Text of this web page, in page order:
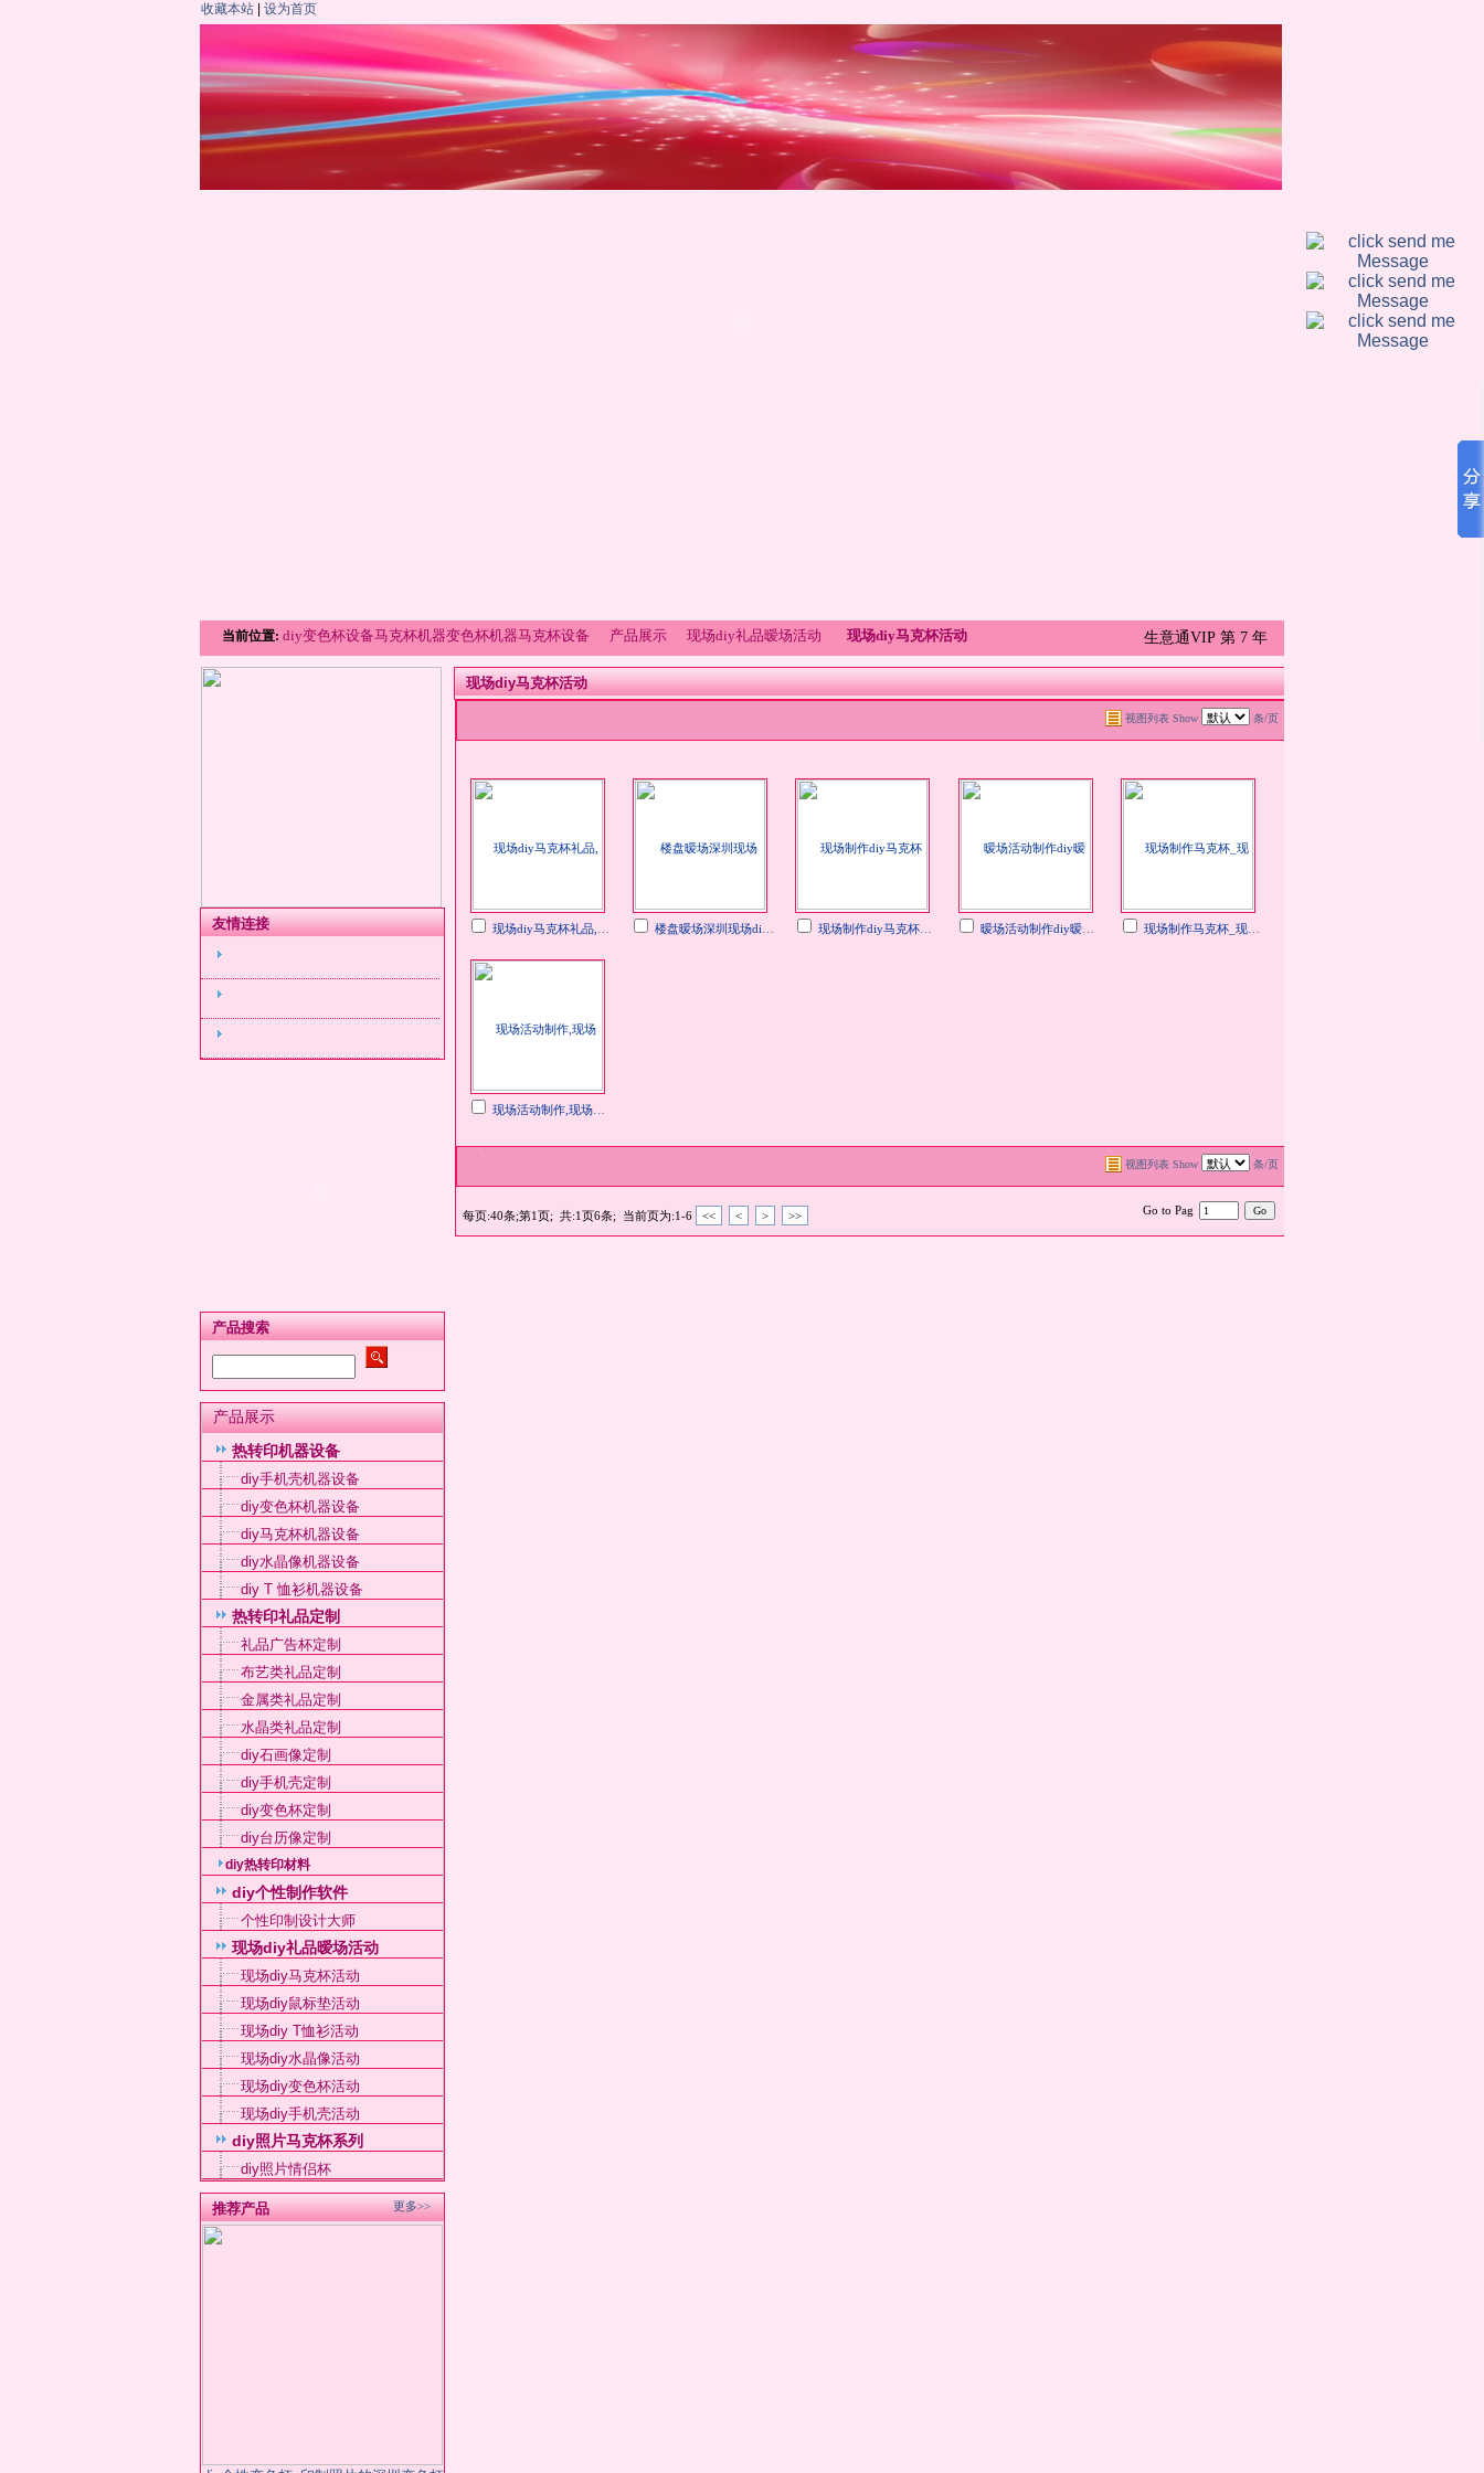
收藏本站 设为首页
当前位置: diy变色杯设备马克杯机器变色杯机器马克杯设备 产品展示 现场diy礼品暧场活动 现场diy马克杯活动 生意通VIP 第 7 年
友情连接
产品搜索
产品展示
热转印机器设备
diy手机壳机器设备
diy变色杯机器设备
diy马克杯机器设备
diy水晶像机器设备
diy T 恤衫机器设备
热转印礼品定制
礼品广告杯定制
布艺类礼品定制
金属类礼品定制
水晶类礼品定制
diy石画像定制
diy手机壳定制
diy变色杯定制
diy台历像定制
diy热转印材料
diy个性制作软件
个性印制设计大师
现场diy礼品暧场活动
现场diy马克杯活动
现场diy鼠标垫活动
现场diy T恤衫活动
现场diy水晶像活动
现场diy变色杯活动
现场diy手机壳活动
diy照片马克杯系列
diy照片情侣杯
更多>>
推荐产品
现场diy马克杯活动
视图列表 Show 条/页
现场diy马克杯礼品,独出心裁的庆典活动！ 楼盘暧场深圳现场diy制作马克杯活动 现场制作diy马克杯活动，深圳楼盘暧场活动 暧场活动制作diy暧场活动策划深圳diy活动 现场制作马克杯_现场diy马克杯活动制作
现场活动制作,现场活动策划,制作马克杯
视图列表 Show 条/页
Go to Pag
每页:40条;第1页; 共:1页6条; 当前页为:1-6 << < > >>